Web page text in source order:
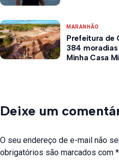
MARANHÃO
Prefeitura de
384
Minha Casa
Deixe um
O seu endereço de e-mail não
obrigatórios são marcados com *